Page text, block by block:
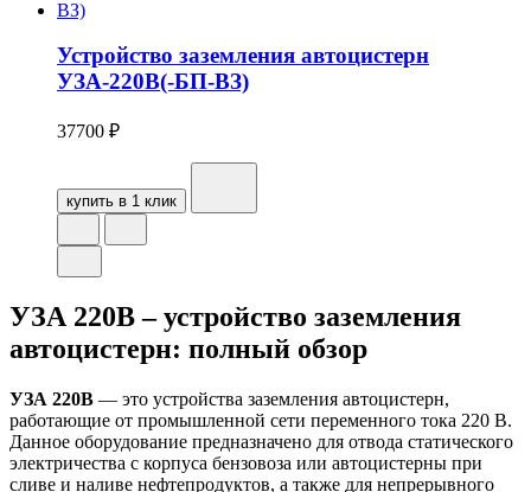
Устройство заземления автоцистерн
УЗА-220В(-БП-ВЗ)
37700 ₽
купить в 1 клик
УЗА 220В – устройство заземления
автоцистерн: полный обзор
УЗА 220В — это устройства заземления автоцистерн,
работающие от промышленной сети переменного тока 220 В.
Данное оборудование предназначено для отвода статического
электричества с корпуса бензовоза или автоцистерны при
сливе и наливе нефтепродуктов, а также для непрерывного